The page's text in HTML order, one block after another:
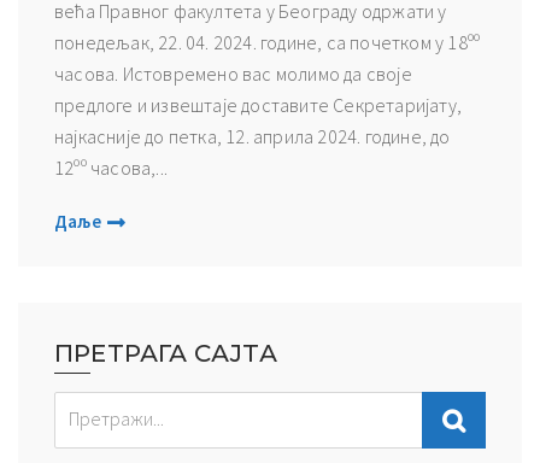
већа Правног факултета у Београду одржати у
понедељак, 22. 04. 2024. године, са почетком у 18ºº
часова. Истовремено вас молимо да своје
предлоге и извештаје доставите Секретаријату,
најкасније до петка, 12. априла 2024. године, до
12ºº часова,...
Даље
ПРЕТРАГА САЈТА